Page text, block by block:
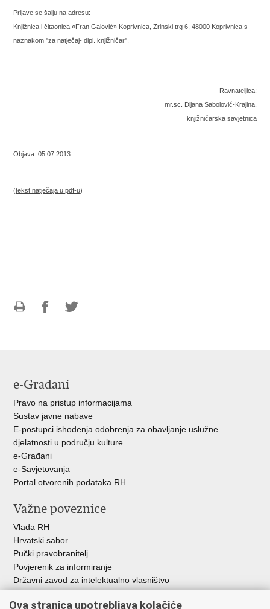
Prijave se šalju na adresu:
Knjižnica i čitaonica «Fran Galović» Koprivnica, Zrinski trg 6, 48000 Koprivnica s
naznakom ''za natječaj- dipl. knjižničar''.
Ravnateljica:
mr.sc. Dijana Sabolović-Krajina,
knjižničarska savjetnica
Objava: 05.07.2013.
(tekst natječaja u pdf-u)
e-Građani
Pravo na pristup informacijama
Sustav javne nabave
E-postupci ishođenja odobrenja za obavljanje uslužne
djelatnosti u području kulture
e-Građani
e-Savjetovanja
Portal otvorenih podataka RH
Važne poveznice
Vlada RH
Hrvatski sabor
Pučki pravobranitelj
Povjerenik za informiranje
Državni zavod za intelektualno vlasništvo
HAKOM
Ova stranica upotrebljava kolačiće